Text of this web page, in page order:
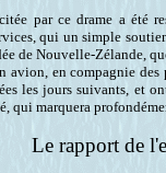
par ce drame a été
qui un simple
de Nouvelle-Zélande,
avion, en compagnie
les jours suivants, et
qui marquera
Le rapport de